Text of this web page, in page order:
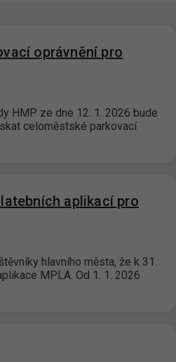
oprávnění pro
HMP ze dne 12. 1. 2026 bude
celoměstské parkovací
aplikací pro
hlavního města, že k 31.
MPLA. Od 1. 1. 2026